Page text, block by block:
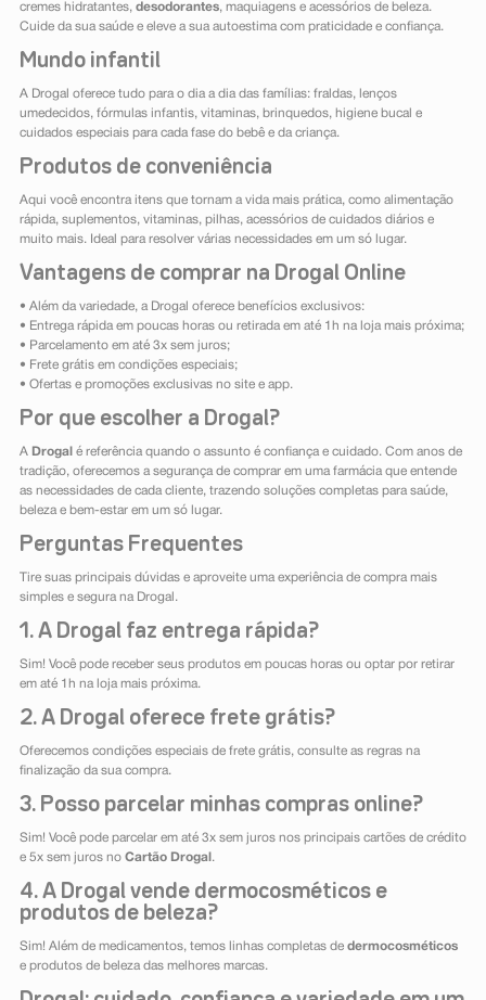
cremes hidratantes, desodorantes, maquiagens e acessórios de beleza.
Cuide da sua saúde e eleve a sua autoestima com praticidade e confiança.
Mundo infantil
A Drogal oferece tudo para o dia a dia das famílias: fraldas, lenços
umedecidos, fórmulas infantis, vitaminas, brinquedos, higiene bucal e
cuidados especiais para cada fase do bebê e da criança.
Produtos de conveniência
Aqui você encontra itens que tornam a vida mais prática, como alimentação
rápida, suplementos, vitaminas, pilhas, acessórios de cuidados diários e
muito mais. Ideal para resolver várias necessidades em um só lugar.
Vantagens de comprar na Drogal Online
• Além da variedade, a Drogal oferece benefícios exclusivos:
• Entrega rápida em poucas horas ou retirada em até 1h na loja mais próxima;
• Parcelamento em até 3x sem juros;
• Frete grátis em condições especiais;
• Ofertas e promoções exclusivas no site e app.
Por que escolher a Drogal?
A Drogal é referência quando o assunto é confiança e cuidado. Com anos de
tradição, oferecemos a segurança de comprar em uma farmácia que entende
as necessidades de cada cliente, trazendo soluções completas para saúde,
beleza e bem-estar em um só lugar.
Perguntas Frequentes
Tire suas principais dúvidas e aproveite uma experiência de compra mais
simples e segura na Drogal.
1. A Drogal faz entrega rápida?
Sim! Você pode receber seus produtos em poucas horas ou optar por retirar
em até 1h na loja mais próxima.
2. A Drogal oferece frete grátis?
Oferecemos condições especiais de frete grátis, consulte as regras na
finalização da sua compra.
3. Posso parcelar minhas compras online?
Sim! Você pode parcelar em até 3x sem juros nos principais cartões de crédito
e 5x sem juros no Cartão Drogal .
4. A Drogal vende dermocosméticos e
produtos de beleza?
Sim! Além de medicamentos, temos linhas completas de dermocosméticos
e produtos de beleza das melhores marcas.